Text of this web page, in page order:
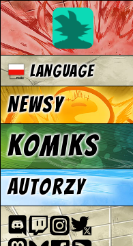
Language
Newsy
Komiks
Autorzy